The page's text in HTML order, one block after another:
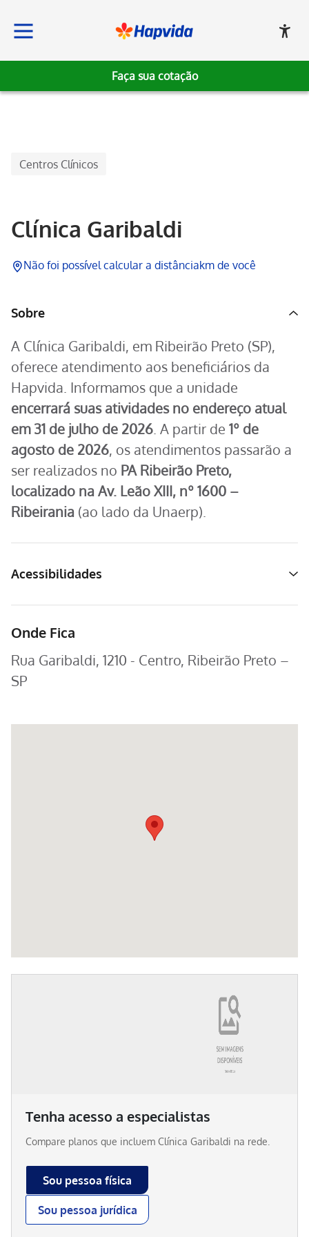
Faça sua cotação
Centros Clínicos
Clínica Garibaldi
Não foi possível calcular a distânciakm de você
Sobre
A Clínica Garibaldi, em Ribeirão Preto (SP),
oferece atendimento aos beneficiários da
Hapvida. Informamos que a unidade
encerrará suas atividades no endereço atual
em 31 de julho de 2026 . A partir de 1º de
agosto de 2026, os atendimentos passarão a
ser realizados no PA Ribeirão Preto,
localizado na Av. Leão XIII, nº 1600 –
Ribeirania (ao lado da Unaerp).
Acessibilidades
Onde Fica
Rua Garibaldi, 1210 - Centro, Ribeirão Preto –
SP
Tenha acesso a especialistas
Compare planos que incluem Clínica Garibaldi na rede.
Sou pessoa física
Sou pessoa jurídica